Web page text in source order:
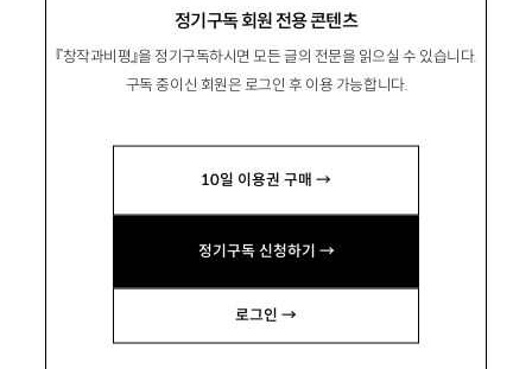
정기구독 회원 전용 콘텐츠
『창작과비평』을 정기구독하시면 모든 글의 전문을 읽으실 수 있습니다.
구독 중이신 회원은 로그인 후 이용 가능합니다.
10일 이용권 구매 →
정기구독 신청하기 →
로그인 →
아리엘 도르프만Ariel Dorfman
소설가, 미국 듀크대학 교수. 아르헨띠나에서 태
미암아 미국으로 망명했다. 국내 번역 출간된 저
서로 장편소설 『체 게바라의 빙산』 『블레이크 씨